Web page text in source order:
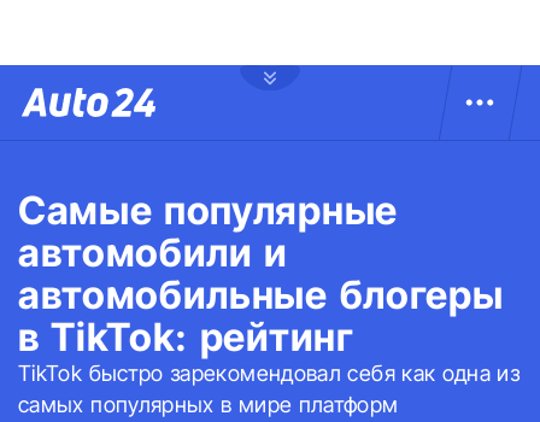
Самые популярные
автомобили и
автомобильные блогеры
в TikTok: рейтинг
TikTok быстро зарекомендовал себя как одна из
самых популярных в мире платформ